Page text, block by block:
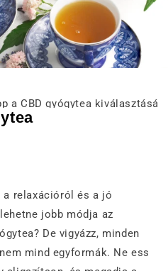
a CBD gyógytea
a relaxációról és a jó
jobb módja az
De vigyázz, minden
mind egyformák. Ne ess